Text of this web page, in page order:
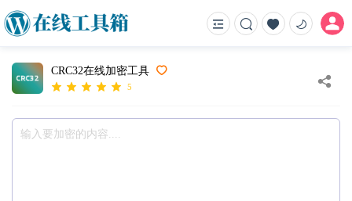
CRC32在线加密工具
5